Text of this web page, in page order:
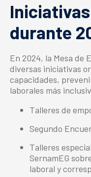
durante
En 2024, la Mesa de
diversas iniciativas
capacidades,
laborales más
Talleres de
Segundo
Talleres
SernamEG
laboral y